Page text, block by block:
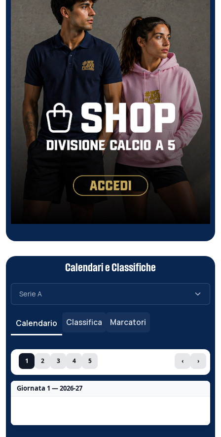
Calendari e Classifiche
Calendario Classifica Marcatori
1 2 3 4 5 ‹ ›
Giornata 1 — 2026-27